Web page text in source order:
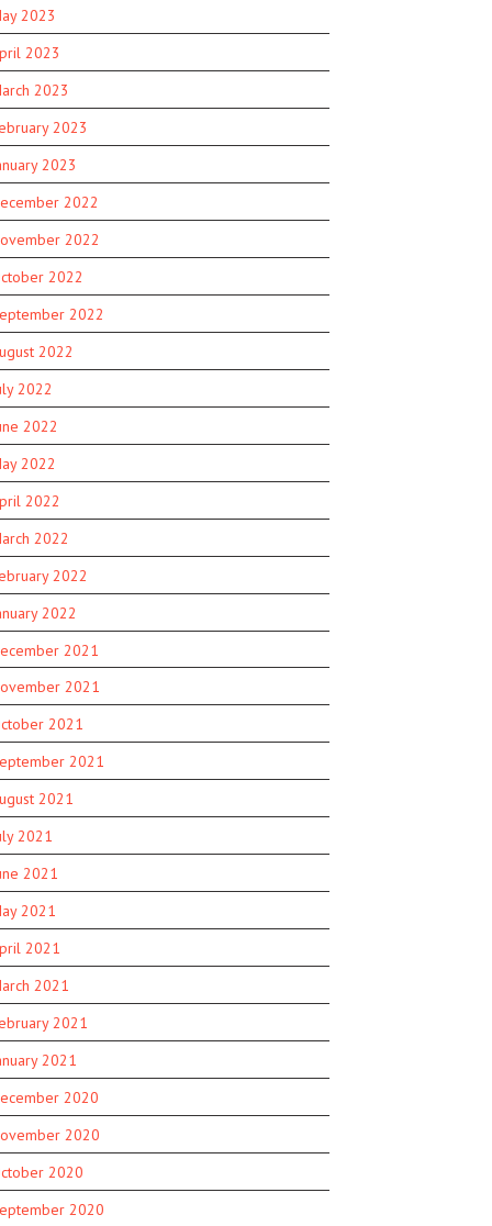
2023
2023
2023
2023
2023
2022
2022
2022
2022
2022
2022
2022
2022
2022
2022
2022
2022
2021
2021
2021
2021
2021
2021
2021
2021
2021
2021
2021
2021
2020
2020
2020
2020